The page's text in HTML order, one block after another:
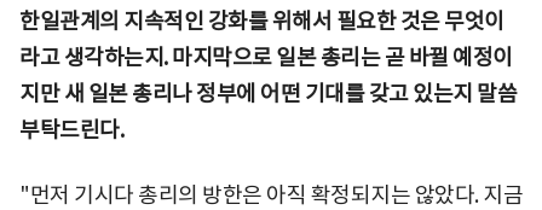
한일관계의 지속적인 강화를 위해서 필요한 것은 무엇이
라고 생각하는지. 마지막으로 일본 총리는 곧 바뀔 예정이
지만 새 일본 총리나 정부에 어떤 기대를 갖고 있는지 말씀
부탁드린다.
"먼저 기시다 총리의 방한은 아직 확정되지는 않았다. 지금